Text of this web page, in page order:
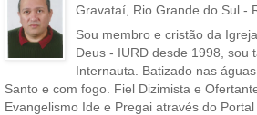
Gravataí, Rio Grande do Sul -
Sou membro e cristão da
Deus - IURD desde 1998, sou
Internauta. Batizado nas
Santo e com fogo. Fiel Dizimista e
Evangelismo Ide e Pregai através do